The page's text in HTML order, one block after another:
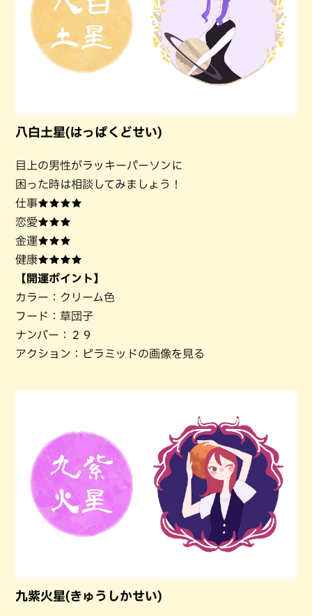
八白土星(はっぱくどせい)
目上の男性がラッキーパーソンに
困った時は相談してみましょう！
仕事★★★★
恋愛★★★
金運★★★
健康★★★★
【開運ポイント】
カラー：クリーム色
フード：草団子
ナンバー：２９
アクション：ピラミッドの画像を見る
九紫火星(きゅうしかせい)